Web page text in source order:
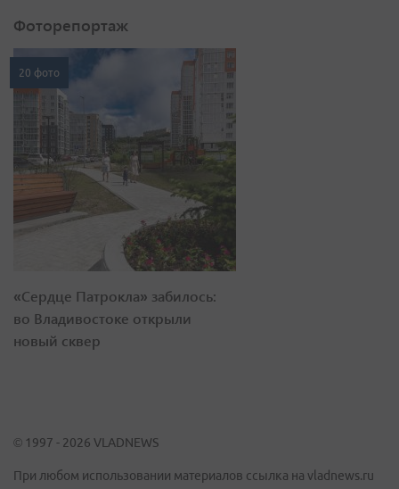
Фоторепортаж
20 фото
«Сердце Патрокла» забилось:
во Владивостоке открыли
новый сквер
© 1997 - 2026 VLADNEWS
При любом использовании материалов ссылка на vladnews.ru